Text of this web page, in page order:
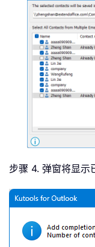
步骤 4. 弹窗将显示